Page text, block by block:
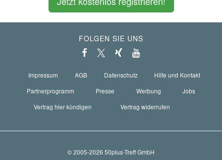
FOLGEN SIE UNS
Impressum AGB Datenschutz
Hilfe und Kontakt
Partnerprogramm
Presse Werbung
Jobs
Vertrag hier kündigen
Vertrag widerrufen
© 2005-2026 50plus-Treff GmbH